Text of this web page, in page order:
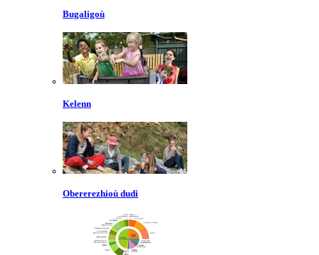
Bugaligoù
Kelenn
Obererezhioù dudi